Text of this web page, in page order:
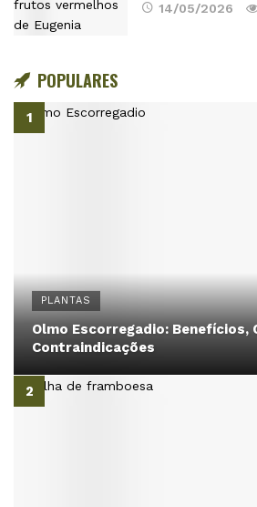
14/05/2026
POPULARES
PLANTAS
Olmo Escorregadio: Benefícios,
Contraindicações